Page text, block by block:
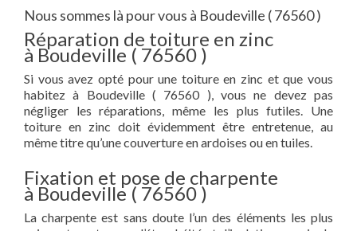
Nous sommes là pour vous à Boudeville ( 76560 )
Réparation de toiture en zinc
à Boudeville ( 76560 )
Si vous avez opté pour une toiture en zinc et que vous
habitez à Boudeville ( 76560 ), vous ne devez pas
négliger les réparations, même les plus futiles. Une
toiture en zinc doit évidemment être entretenue, au
même titre qu’une couverture en ardoises ou en tuiles.
Fixation et pose de charpente
à Boudeville ( 76560 )
La charpente est sans doute l’un des éléments les plus